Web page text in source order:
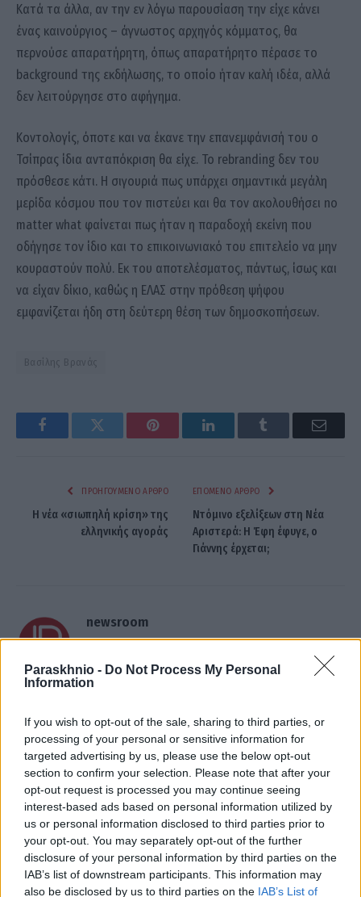
Paraskhnio - Do Not Process My Personal
Information
If you wish to opt-out of the sale, sharing to third parties, or
processing of your personal or sensitive information for
targeted advertising by us, please use the below opt-out
section to confirm your selection. Please note that after your
opt-out request is processed you may continue seeing
interest-based ads based on personal information utilized by
us or personal information disclosed to third parties prior to
your opt-out. You may separately opt-out of the further
disclosure of your personal information by third parties on the
IAB’s list of downstream participants. This information may
also be disclosed by us to third parties on the IAB’s List of
Κατά τα άλλα, αν την εν λόγω παρουσίαση την είχε κάνει
ένας καινούργιος – άγνωστος αρχηγός κόμματος, θα
περνούσε απαρατήρητη, όπως απαρατήρητο πέρασε το
background της εκδήλωσης, το οποίο ήταν καλή ιδέα, αλλά
δεν λειτούργησε στο αφήγημα.
Κοντολογίς, όποτε και να έκανε την επανεμφάνισή του ο
Τσίπρας ίδια ανταπόκριση θα είχε. Το rebranding δεν του
πρόσθεσε κάτι. Η σιγουριά πως υπάρχει σημαντικά μεγάλη
μερίδα κόσμου που τον πιστεύει και θα τον ακολουθήσει no
matter what φαίνεται πως ήταν η παραδοχή εκείνη που
οδήγησε τον ίδιο και το επικοινωνιακό του επιτελείο να μην
κουραστούν πολύ. Εκ του αποτελέσματος, πάντως, ίσως και
να είχαν δίκιο, καθώς η ΕΛΑΣ στην πρόθεση ψήφου
εμφανίζεται ήδη στη δεύτερη θέση των δημοσκοπήσεων.
Βασίλης Βρανάς
FacebookTwitter Pinterest LinkedInTumblr Email
ΠΡΟΗΓΟΎΜΕΝΟ ΆΡΘΡΟ
Η νέα «σιωπηλή κρίση» της
ελληνικής αγοράς
ΕΠΌΜΕΝΟ ΆΡΘΡΟ
Ντόμινο εξελίξεων στη Νέα
Αριστερά: Η Έφη έφυγε, ο
Γιάννης έρχεται;
newsroom
ΣΧΕΤΙΚΑΑΡΘΡΑ